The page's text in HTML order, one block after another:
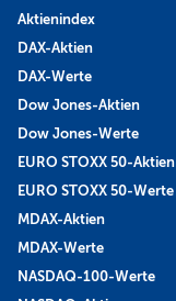
Aktienindex
DAX-Aktien
DAX-Werte
Dow Jones-Aktien
Dow Jones-Werte
EURO STOXX 50-Aktien
EURO STOXX 50-Werte
MDAX-Aktien
MDAX-Werte
NASDAQ-100-Werte